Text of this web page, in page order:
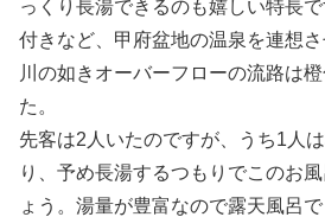
っくり長湯できるのも嬉しい特長
付きなど、甲府盆地の温泉を連想
川の如きオーバーフローの流路は
た。
先客は2人いたのですが、うち1人
り、予め長湯するつもりでこのお
ょう。湯量が豊富なので露天風呂